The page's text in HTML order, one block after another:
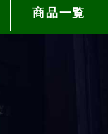
商品一覧